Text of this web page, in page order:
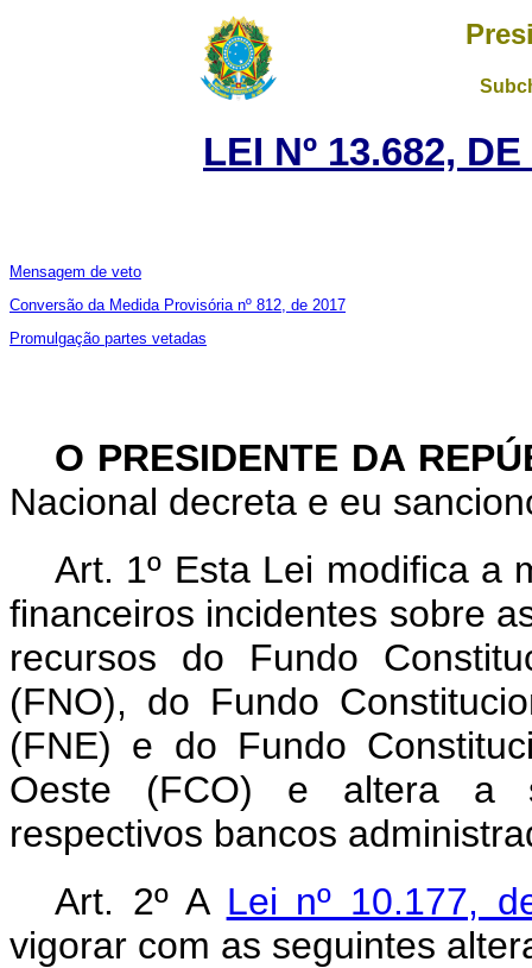
LEI Nº 13.682,
Mensagem de veto
Conversão da Medida Provisória nº 812, de 2017
Promulgação partes vetadas
O PRESIDENTE DA
Nacional decreta e eu
Art. 1º Esta Lei modifica a
financeiros incidentes sobre
recursos do Fundo
(FNO), do Fundo
(FNE) e do Fundo
Oeste (FCO) e altera a
respectivos bancos
Art. 2º A Lei nº 10.177,
vigorar com as seguintes